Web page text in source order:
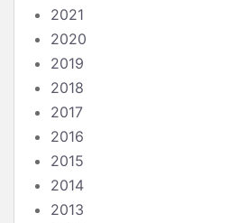
2021
2020
2019
2018
2017
2016
2015
2014
2013